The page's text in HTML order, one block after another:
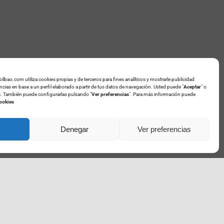
utiliza cookies propias y de terceros para fines analíticos y mostrarle publicidad
en base a un perfil elaborado a partir de tus datos de navegación. Usted puede "Aceptar" o
También puede configurarlas pulsando "Ver preferencias". Para más información puede
Denegar Ver preferencias
Pide cita previa
693 923 977